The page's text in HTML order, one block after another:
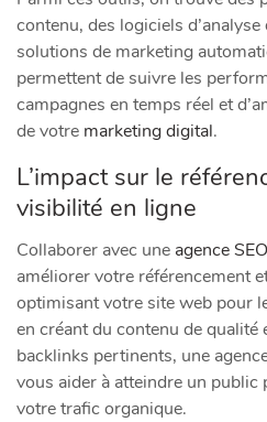
contenu, des logiciels d’analyse
solutions de marketing
permettent de suivre les
campagnes en temps réel et
de votre marketing digital.
L’impact sur le
visibilité en ligne
Collaborer avec une agence SEO
améliorer votre référencement
optimisant votre site web pour
en créant du contenu de qualité
backlinks pertinents, une
vous aider à atteindre un public
votre trafic organique.